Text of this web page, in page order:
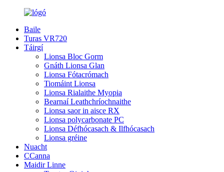
Baile
Turas VR720
Táirgí
Lionsa Bloc Gorm
Gnáth Lionsa Glan
Lionsa Fótacrómach
Tiomáint Lionsa
Lionsa Rialaithe Myopia
Bearnaí Leathchríochnaithe
Lionsa saor in aisce RX
Lionsa polycarbonate PC
Lionsa Défhócasach & Ilfhócasach
Lionsa gréine
Nuacht
CCanna
Maidir Linne